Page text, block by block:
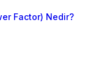
Factor) Nedir?